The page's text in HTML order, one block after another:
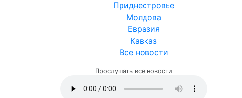
Приднестровье
Молдова
Евразия
Кавказ
Все новости
Прослушать все новости